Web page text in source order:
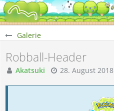
Galerie
Robball-Header
Akatsuki 28. August 2018